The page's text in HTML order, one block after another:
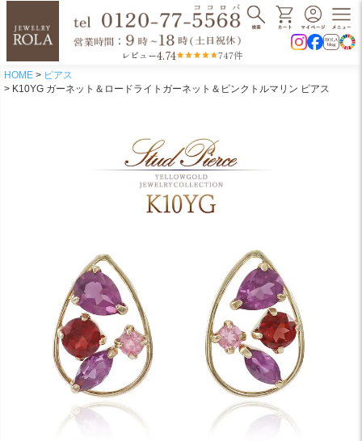
レビュー4.74 747件
HOME
ピアス
K10YG ガーネット＆ロードライトガーネット＆ピンクトルマリン ピアス